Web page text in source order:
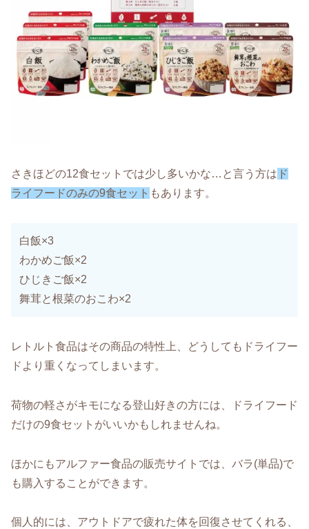
さきほどの12食セットでは少し多いかな…と言う方は ド
ライフードのみの9食セット もあります。
白飯×3
わかめご飯×2
ひじきご飯×2
舞茸と根菜のおこわ×2
レトルト食品はその商品の特性上、どうしてもドライフー
ドより重くなってしまいます。
荷物の軽さがキモになる登山好きの方には、ドライフード
だけの9食セットがいいかもしれませんね。
ほかにもアルファー食品の販売サイトでは、バラ(単品)で
も購入することができます。
個人的には、アウトドアで疲れた体を回復させてくれる、